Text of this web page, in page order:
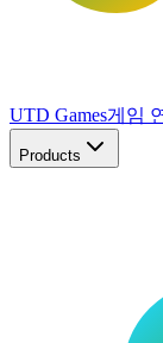
UTD Games게임
Products